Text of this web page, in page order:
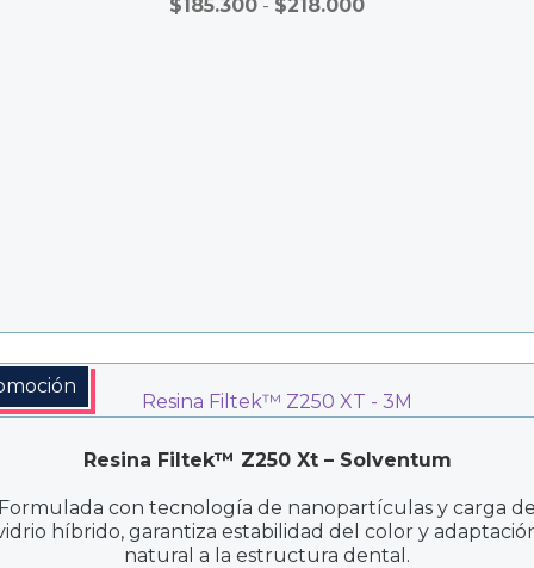
$185.300 - $218.000Rango
Resina Filtek™ Z250 Xt – Solventum
con tecnología de nanopartículas y carga
híbrido, garantiza estabilidad del color y
natural a la estructura dental.